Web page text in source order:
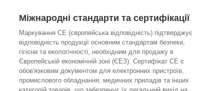
Міжнародні стандарти та сертифікації
Маркування CE (європейська відповідність) підтверджує
відповідність продукції основним стандартам безпеки,
гігієни та екологічності, необхідним для продажу в
Європейській економічній зоні (ЄЕЗ). Сертифікат CE є
обов'язковим документом для електронних пристроїв,
промислового обладнання, медичних приладів та інших